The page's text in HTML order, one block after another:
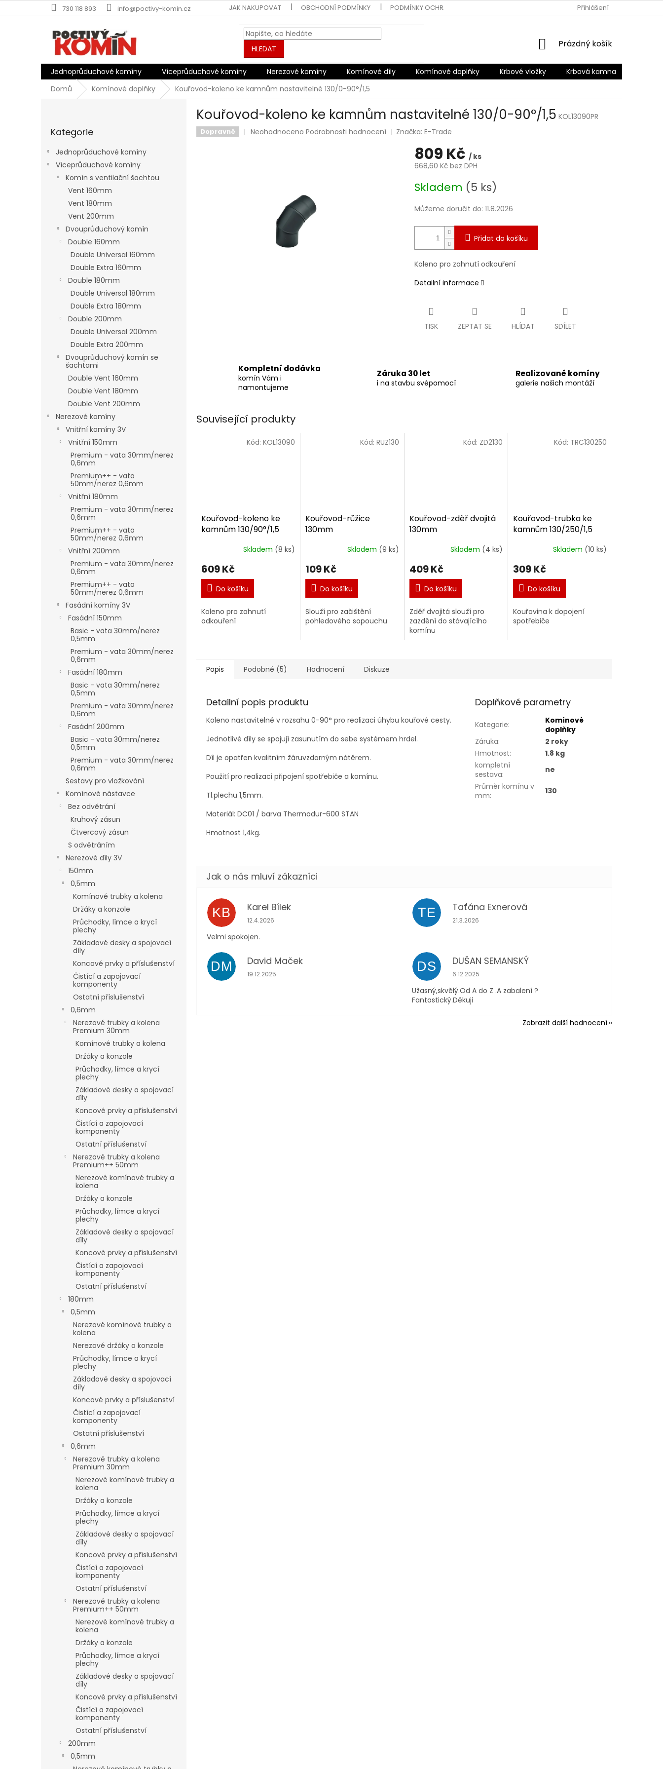
na
730 118 893 info@poctivy-komin.cz JAK NAKUPOVAT OBCHODNÍ PODMÍNKY PODMÍNKY OCHRANY OSOBNÍCH ÚDAJŮ Přihlášení
HLEDAT
NÁKUPNÍ
Prázdný košík
Jednoprůduchové komíny Víceprůduchové komíny Nerezové komíny Komínové díly Komínové doplňky Krbové vložky Krbová kamna
Domů
Komínové doplňky Kouřovod-koleno ke kamnům nastavitelné 130/0-90°/1,5
kategorie
Kategorie
Jednoprůduchové komíny
Víceprůduchové komíny
Komín s ventilační šachtou
Vent 160mm
Vent 180mm
Vent 200mm
Dvouprůduchový komín
Double 160mm
Double Universal 160mm
Double Extra 160mm
Double 180mm
Double Universal 180mm
Double Extra 180mm
Double 200mm
Double Universal 200mm
Double Extra 200mm
Dvouprůduchový komín se
šachtami
Double Vent 160mm
Double Vent 180mm
Double Vent 200mm
Nerezové komíny
Vnitřní komíny 3V
Vnitřní 150mm
Premium - vata 30mm/nerez
0,6mm
Premium++ - vata
50mm/nerez 0,6mm
Vnitřní 180mm
Premium - vata 30mm/nerez
0,6mm
Premium++ - vata
50mm/nerez 0,6mm
Vnitřní 200mm
Premium - vata 30mm/nerez
0,6mm
Premium++ - vata
50mm/nerez 0,6mm
Fasádní komíny 3V
Fasádní 150mm
Basic - vata 30mm/nerez
0,5mm
Premium - vata 30mm/nerez
0,6mm
Fasádní 180mm
Basic - vata 30mm/nerez
0,5mm
Premium - vata 30mm/nerez
0,6mm
Fasádní 200mm
Basic - vata 30mm/nerez
0,5mm
Premium - vata 30mm/nerez
0,6mm
Sestavy pro vložkování
Komínové nástavce
Bez odvětrání
Kruhový zásun
Čtvercový zásun
S odvětráním
Nerezové díly 3V
150mm
0,5mm
Komínové trubky a kolena
Držáky a konzole
Průchodky, límce a krycí
plechy
Základové desky a spojovací
díly
Koncové prvky a příslušenství
Čistící a zapojovací
komponenty
Ostatní příslušenství
0,6mm
Nerezové trubky a kolena
Premium 30mm
Komínové trubky a kolena
Držáky a konzole
Průchodky, límce a krycí
plechy
Základové desky a spojovací
díly
Koncové prvky a příslušenství
Čistící a zapojovací
komponenty
Ostatní příslušenství
Nerezové trubky a kolena
Premium++ 50mm
Nerezové komínové trubky a
kolena
Držáky a konzole
Průchodky, límce a krycí
plechy
Základové desky a spojovací
díly
Koncové prvky a příslušenství
Čistící a zapojovací
komponenty
Ostatní příslušenství
180mm
0,5mm
Nerezové komínové trubky a
kolena
Nerezové držáky a konzole
Průchodky, límce a krycí
plechy
Základové desky a spojovací
díly
Koncové prvky a příslušenství
Čistící a zapojovací
komponenty
Ostatní příslušenství
0,6mm
Nerezové trubky a kolena
Premium 30mm
Nerezové komínové trubky a
kolena
Držáky a konzole
Průchodky, límce a krycí
plechy
Základové desky a spojovací
díly
Koncové prvky a příslušenství
Čistící a zapojovací
komponenty
Ostatní příslušenství
Nerezové trubky a kolena
Premium++ 50mm
Nerezové komínové trubky a
kolena
Držáky a konzole
Průchodky, límce a krycí
plechy
Základové desky a spojovací
díly
Koncové prvky a příslušenství
Čistící a zapojovací
komponenty
Ostatní příslušenství
200mm
0,5mm
Kouřovod-koleno ke kamnům nastavitelné 130/0-90°/1,5 KOL13090PR
Dopravné
Průměrné
Neohodnoceno Podrobnosti hodnocení Značka: E-Trade
809 Kč / ks
668,60 Kč bez DPH
cena:
Skladem (5 ks)
Můžeme doručit do: 11.8.2026
Přidat do košíku
Koleno pro zahnutí odkouření
Detailní informace
TISK ZEPTAT SE HLÍDAT SDÍLET
Kompletní dodávka
komín Vám i
namontujeme
Záruka 30 let
i na stavbu svépomocí
Realizované komíny
galerie našich montáží
Související produkty
Kouřovod-koleno ke
kamnům 130/90°/1,5
Skladem (8 ks)
609 Kč
Do košíku
Koleno pro zahnutí
odkouření
Kód: KOL13090
Kouřovod-růžice
130mm
Skladem (9 ks)
109 Kč
Do košíku
Slouží pro začištění
pohledového sopouchu
Kód: RUZ130
Kouřovod-zděř dvojitá
130mm
Skladem (4 ks)
409 Kč
Do košíku
Zděř dvojitá slouží pro
zazdění do stávajícího
komínu
Kód: ZD2130
Kouřovod-trubka ke
kamnům 130/250/1,5
Skladem (10 ks)
309 Kč
Do košíku
Kouřovina k dopojení
spotřebiče
Kód: TRC130250
Popis Podobné (5) Hodnocení Diskuze
Detailní popis produktu
Koleno nastavitelné v rozsahu 0-90° pro realizaci úhybu kouřové cesty.
Jednotlivé díly se spojují zasunutím do sebe systémem hrdel.
Díl je opatřen kvalitním žáruvzdorným nátěrem.
Použití pro realizaci připojení spotřebiče a komínu.
Tl.plechu 1,5mm.
Materiál: DC01 / barva Thermodur-600 STAN
Hmotnost 1,4kg.
Doplňkové parametry
Kategorie:
Komínové
doplňky
Záruka:
2 roky
Hmotnost:
1.8 kg
kompletní
sestava:
ne
Průměr komínu v
mm: 130
KB Karel Bílek
Hodnocení obchodu je 5 z 5 hvězdiček.
12.4.2026
Velmi spokojen.
TE Taťána Exnerová
Hodnocení obchodu je 5 z 5 hvězdiček.
21.3.2026
DM David Maček
Hodnocení obchodu je 5 z 5 hvězdiček.
19.12.2025
DS DUŠAN SEMANSKÝ
Hodnocení obchodu je 5 z 5 hvězdiček.
6.12.2025
Užasný,skvělý.Od A do Z .A zabalení ?
Fantastický.Děkuji
Zobrazit další hodnocení